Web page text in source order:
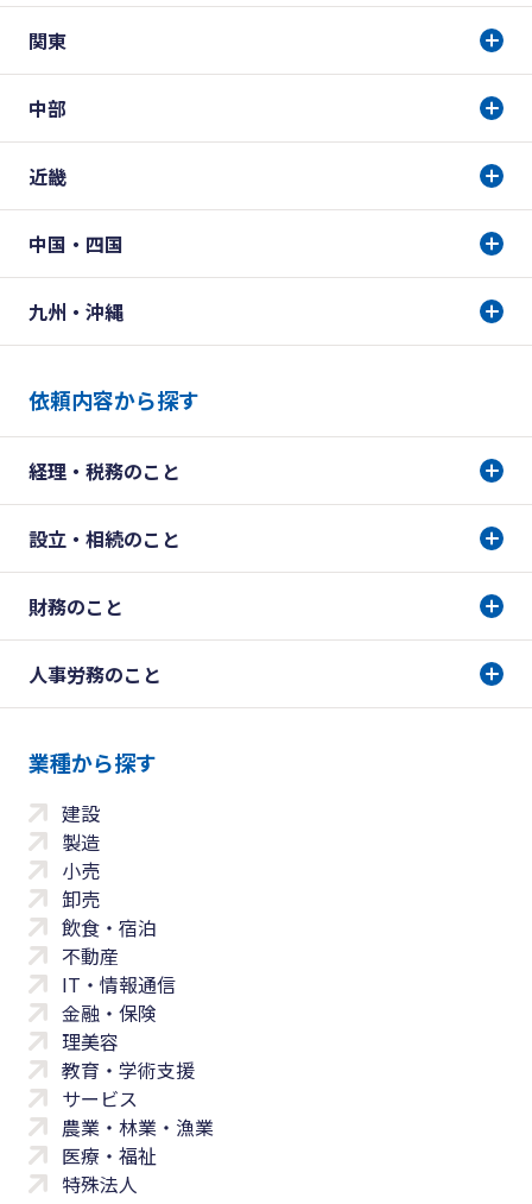
関東
中部
近畿
中国・四国
九州・沖縄
依頼内容から探す
経理・税務のこと
設立・相続のこと
財務のこと
人事労務のこと
業種から探す
建設
製造
小売
卸売
飲食・宿泊
不動産
IT・情報通信
金融・保険
理美容
教育・学術支援
サービス
農業・林業・漁業
医療・福祉
特殊法人